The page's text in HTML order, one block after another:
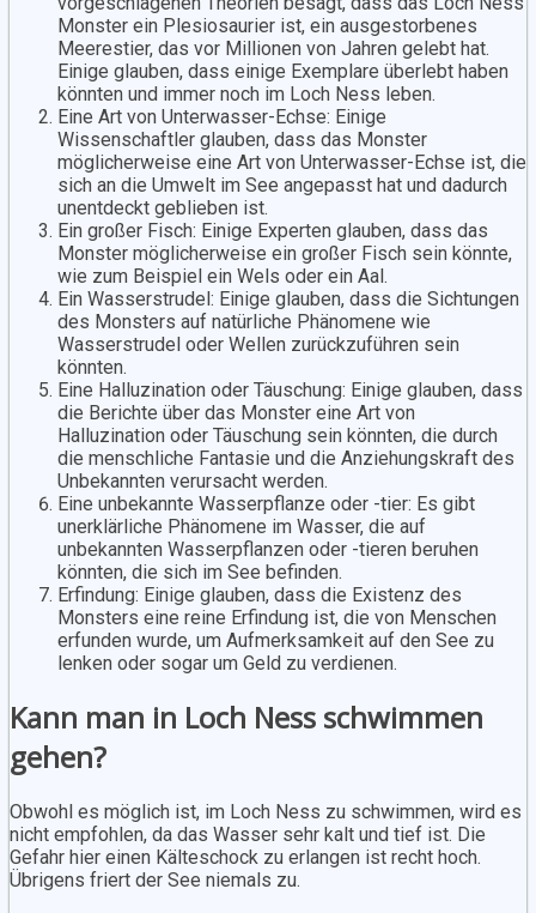
Monster ein Plesiosaurier ist, ein ausgestorbenes
Meerestier, das vor Millionen von Jahren gelebt hat.
Einige glauben, dass einige Exemplare überlebt haben
könnten und immer noch im Loch Ness leben.
Eine Art von Unterwasser-Echse: Einige
Wissenschaftler glauben, dass das Monster
möglicherweise eine Art von Unterwasser-Echse ist, die
sich an die Umwelt im See angepasst hat und dadurch
unentdeckt geblieben ist.
Ein großer Fisch: Einige Experten glauben, dass das
Monster möglicherweise ein großer Fisch sein könnte,
wie zum Beispiel ein Wels oder ein Aal.
Ein Wasserstrudel: Einige glauben, dass die Sichtungen
des Monsters auf natürliche Phänomene wie
Wasserstrudel oder Wellen zurückzuführen sein
könnten.
Eine Halluzination oder Täuschung: Einige glauben, dass
die Berichte über das Monster eine Art von
Halluzination oder Täuschung sein könnten, die durch
die menschliche Fantasie und die Anziehungskraft des
Unbekannten verursacht werden.
Eine unbekannte Wasserpflanze oder -tier: Es gibt
unerklärliche Phänomene im Wasser, die auf
unbekannten Wasserpflanzen oder -tieren beruhen
könnten, die sich im See befinden.
Erfindung: Einige glauben, dass die Existenz des
Monsters eine reine Erfindung ist, die von Menschen
erfunden wurde, um Aufmerksamkeit auf den See zu
lenken oder sogar um Geld zu verdienen.
Kann man in Loch Ness schwimmen
gehen?
Obwohl es möglich ist, im Loch Ness zu schwimmen, wird es
nicht empfohlen, da das Wasser sehr kalt und tief ist. Die
Gefahr hier einen Kälteschock zu erlangen ist recht hoch.
Übrigens friert der See niemals zu.